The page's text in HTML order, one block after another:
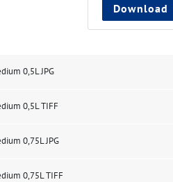
Download
0,5L JPG
0,5L TIFF
0,75L JPG
0,75L TIFF